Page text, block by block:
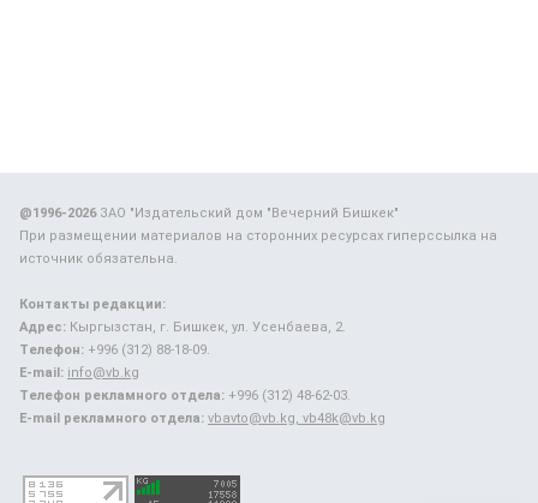
@1996-2026ЗАО "Издательский дом "Вечерний Бишкек"
При размещении материалов на сторонних ресурсах гиперссылка на
источник обязательна.
Контакты редакции:
Адрес: Кыргызстан, г. Бишкек, ул. Усенбаева, 2.
Телефон: +996 (312) 88-18-09.
E-mail: info@vb.kg
Телефон рекламного отдела: +996 (312) 48-62-03.
E-mail рекламного отдела: vbavto@vb.kg, vb48k@vb.kg